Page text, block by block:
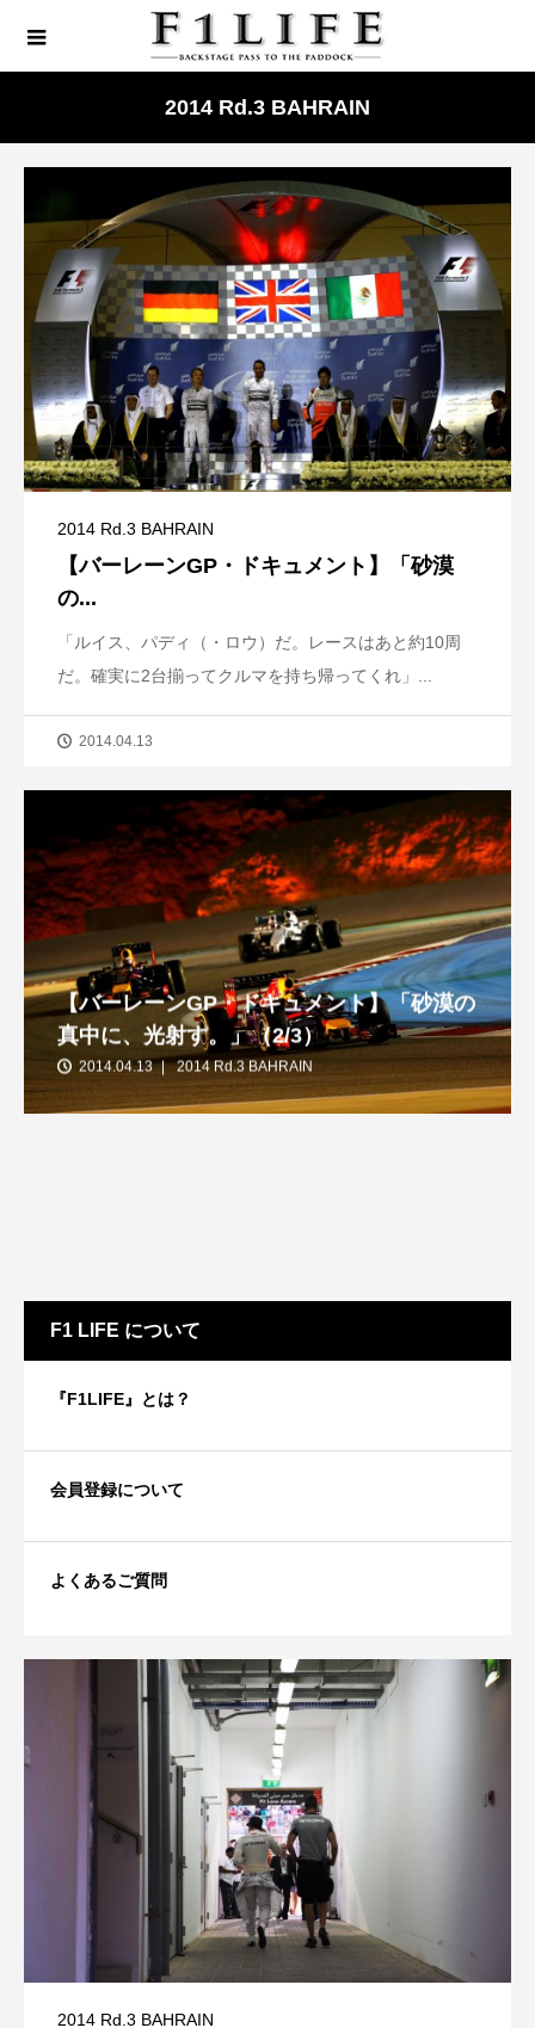
2014 Rd.3 BAHRAIN
2014 Rd.3 BAHRAIN
【バーレーンGP・ドキュメント】「砂漠
の...
「ルイス、パディ（・ロウ）だ。レースはあと約10周
だ。確実に2台揃ってクルマを持ち帰ってくれ」...
2014.04.13
【バーレーンGP・ドキュメント】「砂漠の
真中に、光射す。」（2/3）
2014.04.13 2014 Rd.3 BAHRAIN
F1 LIFE について
『F1LIFE』とは？
会員登録について
よくあるご質問
2014 Rd.3 BAHRAIN